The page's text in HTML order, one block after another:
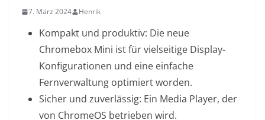
7. März 2024 Henrik
Kompakt und produktiv: Die neue
Chromebox Mini ist für vielseitige Display-
Konfigurationen und eine einfache
Fernverwaltung optimiert worden.
Sicher und zuverlässig: Ein Media Player, der
von ChromeOS betrieben wird.